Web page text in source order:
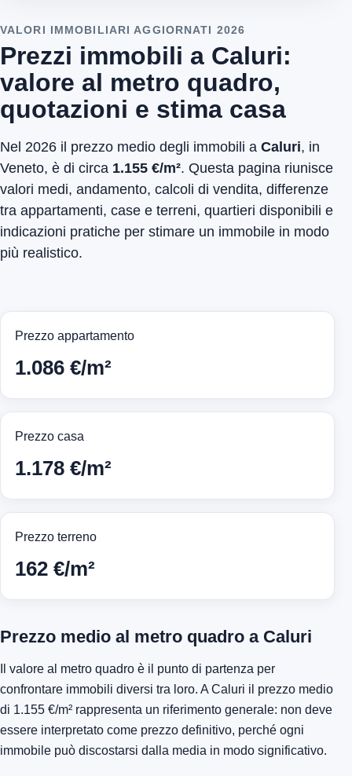
VALORI IMMOBILIARI AGGIORNATI 2026
Prezzi immobili a Caluri:
valore al metro quadro,
quotazioni e stima casa
Nel 2026 il prezzo medio degli immobili a Caluri, in
Veneto, è di circa 1.155 €/m². Questa pagina riunisce
valori medi, andamento, calcoli di vendita, differenze
tra appartamenti, case e terreni, quartieri disponibili e
indicazioni pratiche per stimare un immobile in modo
più realistico.
Prezzo appartamento
1.086 €/m²
Prezzo casa
1.178 €/m²
Prezzo terreno
162 €/m²
Prezzo medio al metro quadro a Caluri
Il valore al metro quadro è il punto di partenza per
confrontare immobili diversi tra loro. A Caluri il prezzo medio
di 1.155 €/m² rappresenta un riferimento generale: non deve
essere interpretato come prezzo definitivo, perché ogni
immobile può discostarsi dalla media in modo significativo.